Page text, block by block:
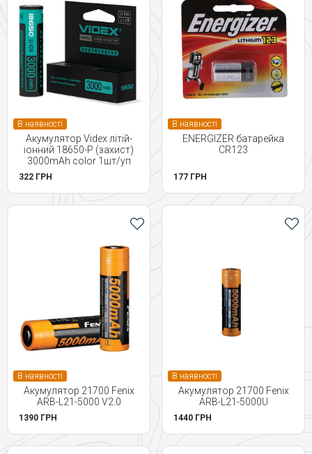
В наявності
Акумулятор Videx літій-
іонний 18650-P (захист)
3000mAh color 1шт/уп
322 ГРН
В наявності
ENERGIZER батарейка
CR123
177 ГРН
В наявності
Акумулятор 21700 Fenix
ARB-L21-5000 V2.0
1390 ГРН
В наявності
Акумулятор 21700 Fenix
ARB-L21-5000U
1440 ГРН